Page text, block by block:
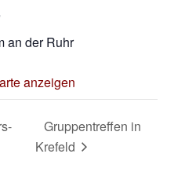
an der Ruhr
anzeigen
Gruppentreffen in
Krefeld